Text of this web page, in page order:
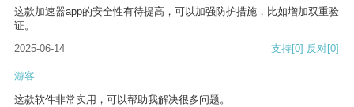
这款加速器app的安全性有待提高，可以加强防护措施，比如增加双重验
证。
2025-06-14
支持[0] 反对[0]
游客
这款软件非常实用，可以帮助我解决很多问题。